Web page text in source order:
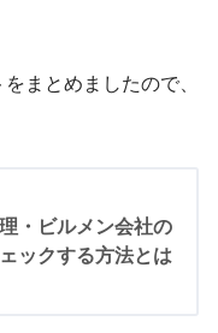
まとめましたので、
・ビルメン会社の
ックする方法とは